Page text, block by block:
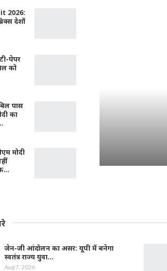
2026:
देशों
पेपर
को
पास
का
मोदी
जेन-जी आंदोलन का असर: यूपी में बनेगा
स्वतंत्र राज्य युवा…
Aug 7, 2026